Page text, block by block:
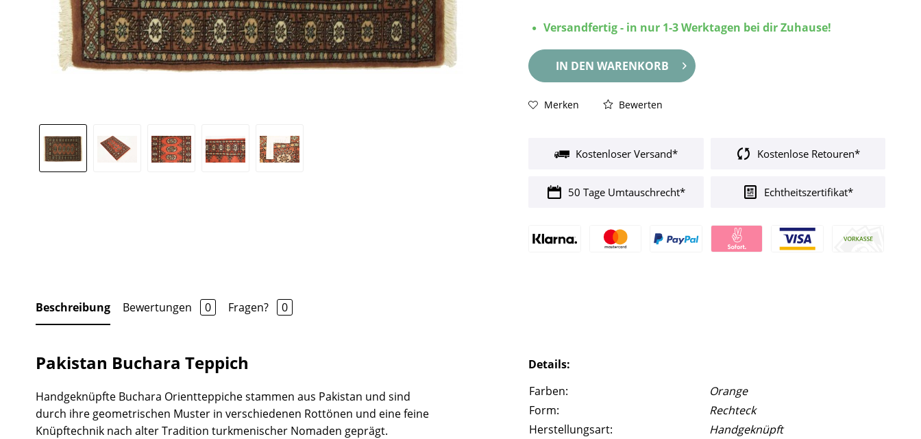
Versandfertig - in nur 1-3 Werktagen bei dir Zuhause!
IN DEN WARENKORB
Merken Bewerten
Kostenloser Versand* Kostenlose Retouren*
50 Tage Umtauschrecht* Echtheitszertifikat*
Beschreibung Bewertungen 0 Fragen? 0
Pakistan Buchara Teppich
Handgeknüpfte Buchara Orientteppiche stammen aus Pakistan und sind
durch ihre geometrischen Muster in verschiedenen Rottönen und eine feine
Knüpftechnik nach alter Tradition turkmenischer Nomaden geprägt.
Details:
Farben:
Orange
Form:
Rechteck
Herstellungsart:
Handgeknüpft